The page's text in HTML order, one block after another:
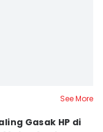
See More
Gasak HP di